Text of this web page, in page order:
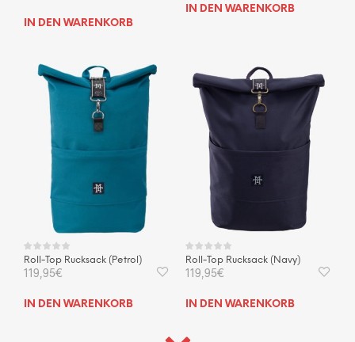
IN DEN WARENKORB
IN DEN WARENKORB
Roll-Top Rucksack (Petrol)
119,95€
IN DEN WARENKORB
Roll-Top Rucksack (Navy)
119,95€
IN DEN WARENKORB